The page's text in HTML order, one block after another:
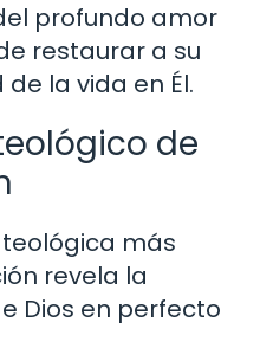
profundo amor
restaurar a su
la vida en Él.
de
más
revela la
Dios en perfecto